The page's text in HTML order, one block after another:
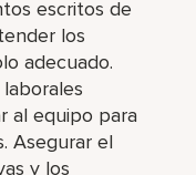
escritos de
los
adecuado.
al equipo para
Asegurar el
y los